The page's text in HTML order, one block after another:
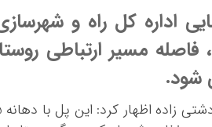
اداره کل راه و
شود.